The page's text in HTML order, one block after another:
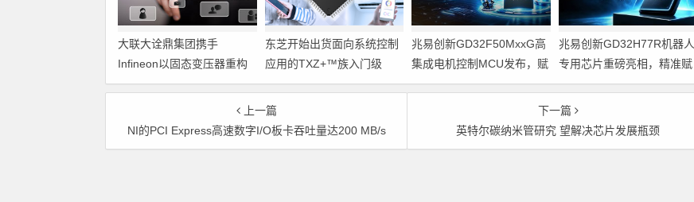
大联大诠鼎集团携手
Infineon以固态变压器重构
配电效率新标杆
东芝开始出货面向系统控制
应用的TXZ+™族入门级
M4V组（搭载Arm
Cortex‑M4内核的标准微控
制器）工程样品
兆易创新GD32F50MxxG高
集成电机控制MCU发布，赋
能人形机器人关节驱动革新
兆易创新GD32H77R机器人
专用芯片重磅亮相，精准赋
能伺服驱动与关节控制
上一篇
NI的PCI Express高速数字I/O板卡吞吐量达200 MB/s
下一篇
英特尔碳纳米管研究 望解决芯片发展瓶颈